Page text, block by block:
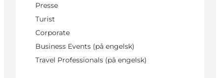
Presse
Turist
Corporate
Business Events (på engelsk)
Travel Professionals (på engelsk)